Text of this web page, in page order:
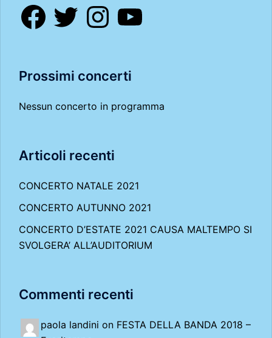
FacebookTwitter InstagramYouTube
Prossimi concerti
Nessun concerto in programma
Articoli recenti
CONCERTO NATALE 2021
CONCERTO AUTUNNO 2021
CONCERTO D’ESTATE 2021 CAUSA MALTEMPO SI
SVOLGERA’ ALL’AUDITORIUM
Commenti recenti
paola landini on FESTA DELLA BANDA 2018 –